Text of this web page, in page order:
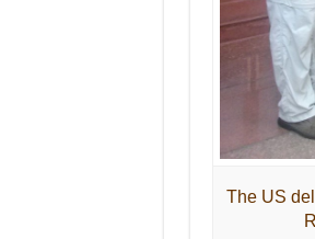
The US